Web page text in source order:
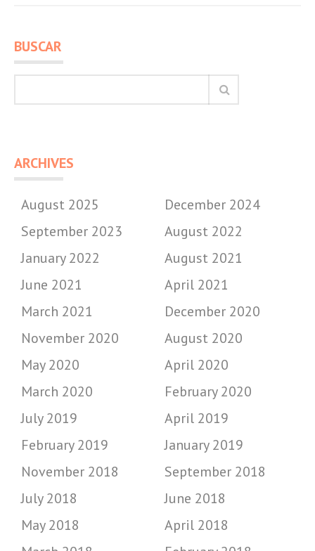
BUSCAR
ARCHIVES
August 2025
December 2024
September 2023
August 2022
January 2022
August 2021
June 2021
April 2021
March 2021
December 2020
November 2020
August 2020
May 2020
April 2020
March 2020
February 2020
July 2019
April 2019
February 2019
January 2019
November 2018
September 2018
July 2018
June 2018
May 2018
April 2018